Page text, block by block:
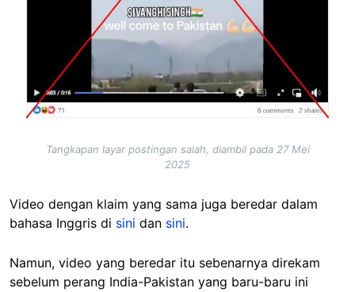
Tangkapan layar postingan salah, diambil pada 27 Mei
2025
Video dengan klaim yang sama juga beredar dalam
bahasa Inggris di sini dan sini.
Namun, video yang beredar itu sebenarnya direkam
sebelum perang India-Pakistan yang baru-baru ini